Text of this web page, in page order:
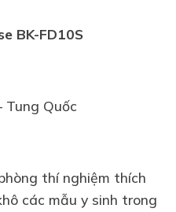
BK-FD10S
Tung Quốc
thí nghiệm thích
các mẫu y sinh trong